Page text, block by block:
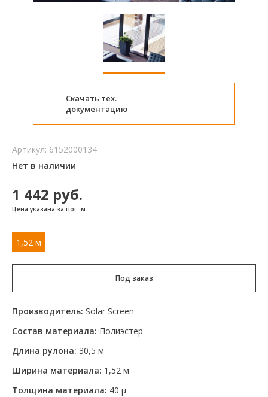
Скачать тех.
документацию
Артикул: 6152000134
Нет в наличии
1 442 руб.
Цена указана за пог. м.
1,52 м
Под заказ
Производитель: Solar Screen
Состав материала: Полиэстер
Длина рулона: 30,5 м
Ширина материала: 1,52 м
Толщина материала: 40 μ